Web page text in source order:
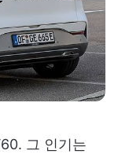
그 인기는